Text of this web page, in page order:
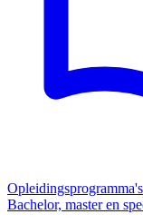
Opleidingsprogramma's
Bachelor, master en